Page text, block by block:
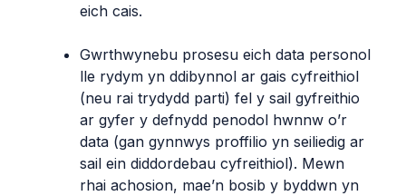
eich cais.
Gwrthwynebu prosesu eich data personol
lle rydym yn ddibynnol ar gais cyfreithiol
(neu rai trydydd parti) fel y sail gyfreithio
ar gyfer y defnydd penodol hwnnw o’r
data (gan gynnwys proffilio yn seiliedig ar
sail ein diddordebau cyfreithiol). Mewn
rhai achosion, mae’n bosib y byddwn yn